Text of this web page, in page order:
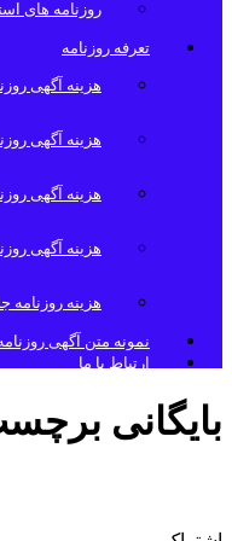
روزنامه های
تعرفه روزنامه
هزینه آگهی
هزینه آگهی
هزینه آگهی
هزینه آگهی
هزینه روزنامه
نمونه متن آگهی
ارتباط با ما
بایگانی